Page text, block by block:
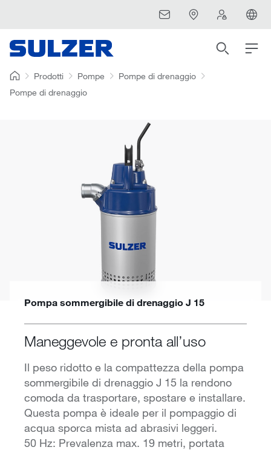
Prodotti Pompe
Pompe di drenaggio
Pompe di drenaggio
Pompa sommergibile di drenaggio J 15
Maneggevole e pronta all’uso
Il peso ridotto e la compattezza della pompa
sommergibile di drenaggio J 15 la rendono
comoda da trasportare, spostare e installare.
Questa pompa è ideale per il pompaggio di
acqua sporca mista ad abrasivi leggeri.
50 Hz: Prevalenza max. 19 metri, portata